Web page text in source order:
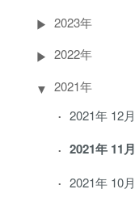
2023年
2022年
2021年
2021年 12月
2021年 11月
2021年 10月